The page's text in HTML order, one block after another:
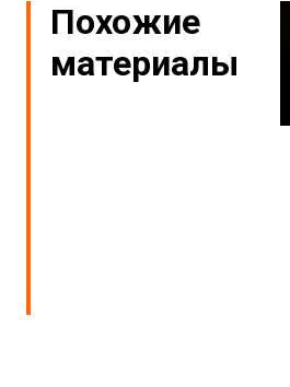
Похожие
материалы